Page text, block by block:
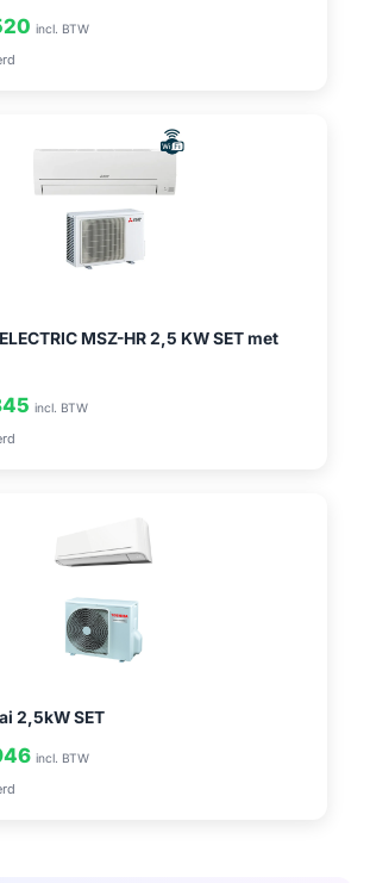
incl. BTW
MSZ-HR 2,5 KW SET met
incl. BTW
2,5kW SET
incl. BTW